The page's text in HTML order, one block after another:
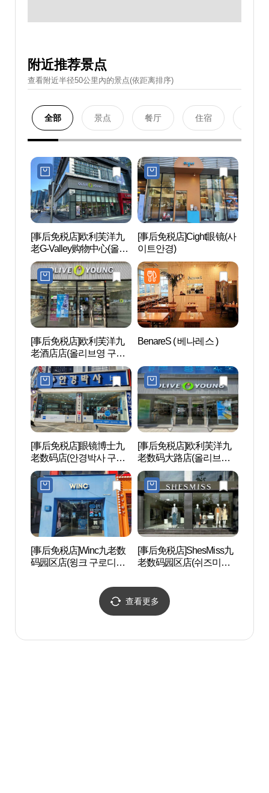
附近推荐景点
查看附近半径50公里內的景点(依距离排序)
全部 景点 餐厅 住宿
[事后免税店]欧利芙洋九
老G-Valley购物中心(올리
브영 구로지밸리몰점)
[事后免税店]Cight眼镜(사
이트안경)
[事后免税店]欧利芙洋九
老酒店店(올리브영 구로
호텔점)
BenareS ( 베나레스 )
[事后免税店]眼镜博士九
老数码店(안경박사 구로
디지털점)
[事后免税店]欧利芙洋九
老数码大路店(올리브영
구로디지털대로점)
[事后免税店]Winc九老数
码园区店(윙크 구로디지
[事后免税店]ShesMiss九
老数码园区店(쉬즈미스
查看更多